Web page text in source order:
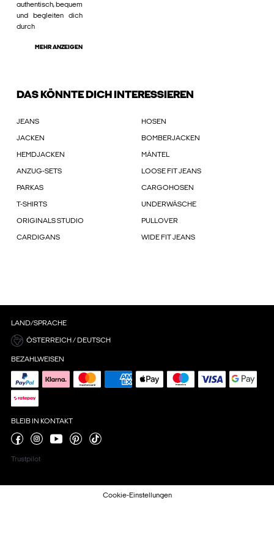
authentisch, bequem
und begleiten dich
durch
MEHR ANZEIGEN
DAS KÖNNTE DICH INTERESSIEREN
JEANS HOSEN
JACKEN BOMBERJACKEN
HEMDJACKEN MÄNTEL
ANZUG-SETS LOOSE FIT JEANS
PARKAS CARGOHOSEN
T-SHIRTS UNDERWÄSCHE
ORIGINALS STUDIO PULLOVER
CARDIGANS WIDE FIT JEANS
LAND/SPRACHE
ÖSTERREICH / DEUTSCH
BEZAHLWEISEN
BLEIB IN KONTAKT
Trustpilot
Cookie-Einstellungen